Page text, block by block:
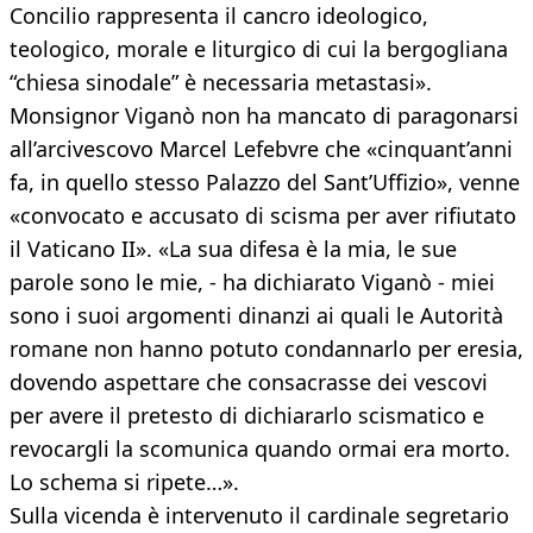
Concilio rappresenta il cancro ideologico,
teologico, morale e liturgico di cui la bergogliana
“chiesa sinodale” è necessaria metastasi».
Monsignor Viganò non ha mancato di paragonarsi
all’arcivescovo Marcel Lefebvre che «cinquant’anni
fa, in quello stesso Palazzo del Sant’Uffizio», venne
«convocato e accusato di scisma per aver rifiutato
il Vaticano II». «La sua difesa è la mia, le sue
parole sono le mie, - ha dichiarato Viganò - miei
sono i suoi argomenti dinanzi ai quali le Autorità
romane non hanno potuto condannarlo per eresia,
dovendo aspettare che consacrasse dei vescovi
per avere il pretesto di dichiararlo scismatico e
revocargli la scomunica quando ormai era morto.
Lo schema si ripete…».
Sulla vicenda è intervenuto il cardinale segretario